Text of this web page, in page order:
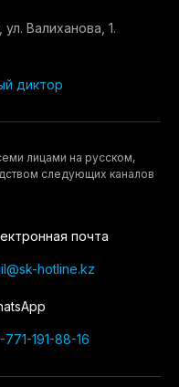
Валиханова, 1.
диктор
лицами на русском,
следующих каналов
почта
hotline.kz
771-191-88-16